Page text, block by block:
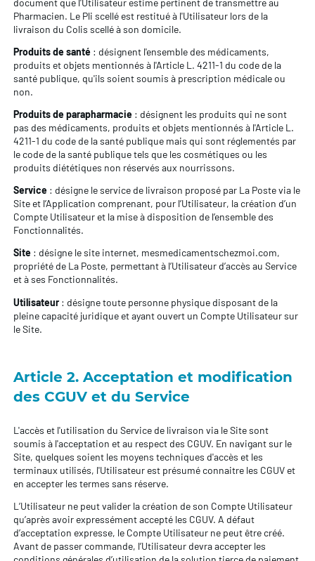
Pharmacien. Le Pli scellé est restitué à l'Utilisateur lors de la
livraison du Colis scellé à son domicile.
Produits de santé : désignent l'ensemble des médicaments,
produits et objets mentionnés à l'Article L. 4211-1 du code de la
santé publique, qu'ils soient soumis à prescription médicale ou
non.
Produits de parapharmacie : désignent les produits qui ne sont
pas des médicaments, produits et objets mentionnés à l'Article L.
4211-1 du code de la santé publique mais qui sont réglementés par
le code de la santé publique tels que les cosmétiques ou les
produits diététiques non réservés aux nourrissons.
Service : désigne le service de livraison proposé par La Poste via le
Site et l’Application comprenant, pour l’Utilisateur, la création d’un
Compte Utilisateur et la mise à disposition de l’ensemble des
Fonctionnalités.
Site : désigne le site internet, mesmedicamentschezmoi.com,
propriété de La Poste, permettant à l’Utilisateur d’accès au Service
et à ses Fonctionnalités.
Utilisateur: désigne toute personne physique disposant de la
pleine capacité juridique et ayant ouvert un Compte Utilisateur sur
le Site.
Article 2. Acceptation et modification
des CGUV et du Service
L'accès et l'utilisation du Service de livraison via le Site sont
soumis à l'acceptation et au respect des CGUV. En navigant sur le
Site, quelques soient les moyens techniques d'accès et les
terminaux utilisés, l'Utilisateur est présumé connaitre les CGUV et
en accepter les termes sans réserve.
L’Utilisateur ne peut valider la création de son Compte Utilisateur
qu’après avoir expressément accepté les CGUV. A défaut
d’acceptation expresse, le Compte Utilisateur ne peut être créé.
Avant de passer commande, l’Utilisateur devra accepter les